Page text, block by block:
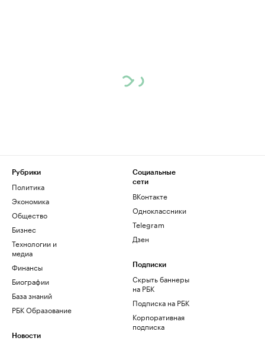
Рубрики
Политика
Экономика
Общество
Бизнес
Технологии и
медиа
Финансы
Биографии
База знаний
РБК Образование
Новости
Социальные
сети
ВКонтакте
Одноклассники
Telegram
Дзен
Подписки
Скрыть баннеры
на РБК
Подписка на РБК
Корпоративная
подписка